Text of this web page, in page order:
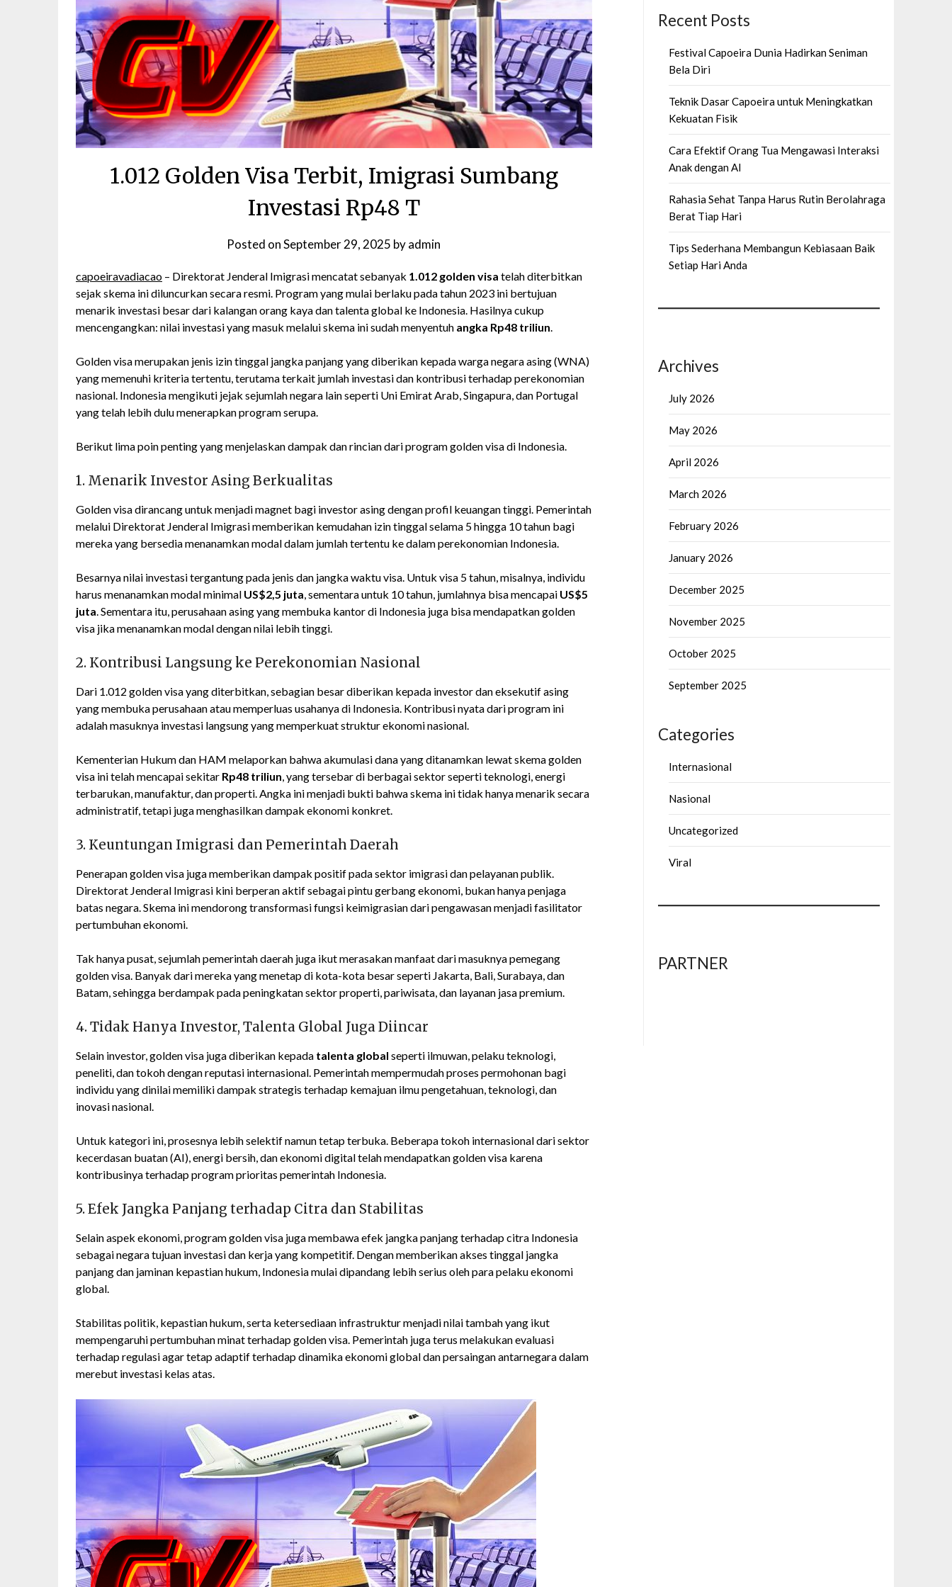
1.012 Golden Visa Terbit, Imigrasi Sumbang
Investasi Rp48 T
Posted onSeptember 29, 2025 byadmin
capoeiravadiacao – Direktorat Jenderal Imigrasi mencatat sebanyak 1.012 golden visa telah diterbitkan
sejak skema ini diluncurkan secara resmi. Program yang mulai berlaku pada tahun 2023 ini bertujuan
menarik investasi besar dari kalangan orang kaya dan talenta global ke Indonesia. Hasilnya cukup
mencengangkan: nilai investasi yang masuk melalui skema ini sudah menyentuh angka Rp48 triliun.
Golden visa merupakan jenis izin tinggal jangka panjang yang diberikan kepada warga negara asing (WNA)
yang memenuhi kriteria tertentu, terutama terkait jumlah investasi dan kontribusi terhadap perekonomian
nasional. Indonesia mengikuti jejak sejumlah negara lain seperti Uni Emirat Arab, Singapura, dan Portugal
yang telah lebih dulu menerapkan program serupa.
Berikut lima poin penting yang menjelaskan dampak dan rincian dari program golden visa di Indonesia.
1. Menarik Investor Asing Berkualitas
Golden visa dirancang untuk menjadi magnet bagi investor asing dengan profil keuangan tinggi. Pemerintah
melalui Direktorat Jenderal Imigrasi memberikan kemudahan izin tinggal selama 5 hingga 10 tahun bagi
mereka yang bersedia menanamkan modal dalam jumlah tertentu ke dalam perekonomian Indonesia.
Besarnya nilai investasi tergantung pada jenis dan jangka waktu visa. Untuk visa 5 tahun, misalnya, individu
harus menanamkan modal minimal US$2,5 juta, sementara untuk 10 tahun, jumlahnya bisa mencapai US$5
juta. Sementara itu, perusahaan asing yang membuka kantor di Indonesia juga bisa mendapatkan golden
visa jika menanamkan modal dengan nilai lebih tinggi.
2. Kontribusi Langsung ke Perekonomian Nasional
Dari 1.012 golden visa yang diterbitkan, sebagian besar diberikan kepada investor dan eksekutif asing
yang membuka perusahaan atau memperluas usahanya di Indonesia. Kontribusi nyata dari program ini
adalah masuknya investasi langsung yang memperkuat struktur ekonomi nasional.
Kementerian Hukum dan HAM melaporkan bahwa akumulasi dana yang ditanamkan lewat skema golden
visa ini telah mencapai sekitar Rp48 triliun, yang tersebar di berbagai sektor seperti teknologi, energi
terbarukan, manufaktur, dan properti. Angka ini menjadi bukti bahwa skema ini tidak hanya menarik secara
administratif, tetapi juga menghasilkan dampak ekonomi konkret.
3. Keuntungan Imigrasi dan Pemerintah Daerah
Penerapan golden visa juga memberikan dampak positif pada sektor imigrasi dan pelayanan publik.
Direktorat Jenderal Imigrasi kini berperan aktif sebagai pintu gerbang ekonomi, bukan hanya penjaga
batas negara. Skema ini mendorong transformasi fungsi keimigrasian dari pengawasan menjadi fasilitator
pertumbuhan ekonomi.
Tak hanya pusat, sejumlah pemerintah daerah juga ikut merasakan manfaat dari masuknya pemegang
golden visa. Banyak dari mereka yang menetap di kota-kota besar seperti Jakarta, Bali, Surabaya, dan
Batam, sehingga berdampak pada peningkatan sektor properti, pariwisata, dan layanan jasa premium.
4. Tidak Hanya Investor, Talenta Global Juga Diincar
Selain investor, golden visa juga diberikan kepada talenta global seperti ilmuwan, pelaku teknologi,
peneliti, dan tokoh dengan reputasi internasional. Pemerintah mempermudah proses permohonan bagi
individu yang dinilai memiliki dampak strategis terhadap kemajuan ilmu pengetahuan, teknologi, dan
inovasi nasional.
Untuk kategori ini, prosesnya lebih selektif namun tetap terbuka. Beberapa tokoh internasional dari sektor
kecerdasan buatan (AI), energi bersih, dan ekonomi digital telah mendapatkan golden visa karena
kontribusinya terhadap program prioritas pemerintah Indonesia.
5. Efek Jangka Panjang terhadap Citra dan Stabilitas
Selain aspek ekonomi, program golden visa juga membawa efek jangka panjang terhadap citra Indonesia
sebagai negara tujuan investasi dan kerja yang kompetitif. Dengan memberikan akses tinggal jangka
panjang dan jaminan kepastian hukum, Indonesia mulai dipandang lebih serius oleh para pelaku ekonomi
global.
Stabilitas politik, kepastian hukum, serta ketersediaan infrastruktur menjadi nilai tambah yang ikut
mempengaruhi pertumbuhan minat terhadap golden visa. Pemerintah juga terus melakukan evaluasi
terhadap regulasi agar tetap adaptif terhadap dinamika ekonomi global dan persaingan antarnegara dalam
merebut investasi kelas atas.
Recent Posts
Festival Capoeira Dunia Hadirkan Seniman
Bela Diri
Teknik Dasar Capoeira untuk Meningkatkan
Kekuatan Fisik
Cara Efektif Orang Tua Mengawasi Interaksi
Anak dengan AI
Rahasia Sehat Tanpa Harus Rutin Berolahraga
Berat Tiap Hari
Tips Sederhana Membangun Kebiasaan Baik
Setiap Hari Anda
Archives
July 2026
May 2026
April 2026
March 2026
February 2026
January 2026
December 2025
November 2025
October 2025
September 2025
Categories
Internasional
Nasional
Uncategorized
Viral
PARTNER